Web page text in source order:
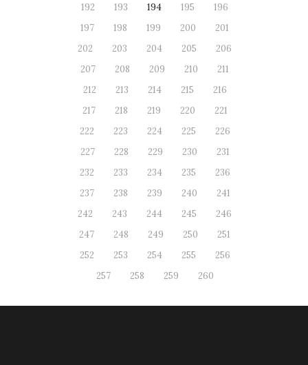
192
193 194 195
196
197
198 199 200
201
202
203 204 205
206
207
208 209 210
211
212
213 214 215
216
217
218 219 220
221
222
223 224 225
226
227
228 229 230
231
232
233 234 235
236
237
238 239 240
241
242
243 244 245
246
247
248 249 250
251
252
253 254 255
256
257
258 259 260